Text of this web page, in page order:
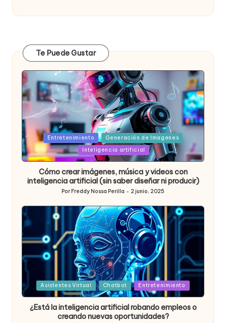
Te Puede Gustar
Posted
in
Entretenimiento
Generación de Imagenes
Inteligencia artificial
Cómo crear imágenes, música y videos con
inteligencia artificial (sin saber diseñar ni producir)
Publicado
por
Por Freddy Nossa Perilla 2 junio, 2025
Posted
in
Asistentes Virtual Chatbot Entretenimiento
¿Está la inteligencia artificial robando empleos o
creando nuevas oportunidades?